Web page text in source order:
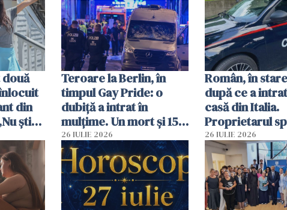
din
știu
voi”
Teroare la Berlin, în
timpul Gay Pride: o
dubiță a intrat în
mulțime. Un mort și 15
răniți
26 IULIE 2026
Român, în
după ce a
casă din Italia.
Proprietarul
s-a apărat cu
26 IULIE 2026